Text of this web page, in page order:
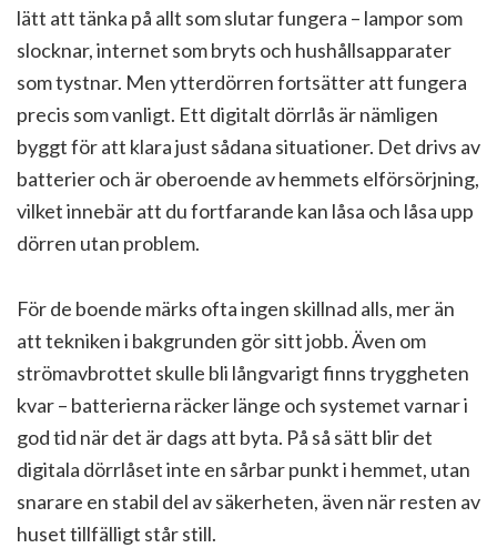
lätt att tänka på allt som slutar fungera – lampor som
slocknar, internet som bryts och hushållsapparater
som tystnar. Men ytterdörren fortsätter att fungera
precis som vanligt. Ett digitalt dörrlås är nämligen
byggt för att klara just sådana situationer. Det drivs av
batterier och är oberoende av hemmets elförsörjning,
vilket innebär att du fortfarande kan låsa och låsa upp
dörren utan problem.
För de boende märks ofta ingen skillnad alls, mer än
att tekniken i bakgrunden gör sitt jobb. Även om
strömavbrottet skulle bli långvarigt finns tryggheten
kvar – batterierna räcker länge och systemet varnar i
god tid när det är dags att byta. På så sätt blir det
digitala dörrlåset inte en sårbar punkt i hemmet, utan
snarare en stabil del av säkerheten, även när resten av
huset tillfälligt står still.